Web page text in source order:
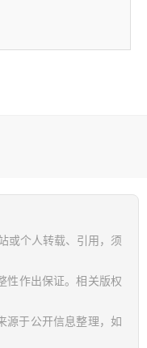
或个人转载、引用，须
性作出保证。相关版权
源于公开信息整理，如